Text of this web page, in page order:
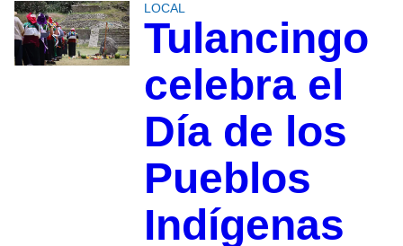
LOCAL
Tulancingo
celebra el
Día de los
Pueblos
Indígenas